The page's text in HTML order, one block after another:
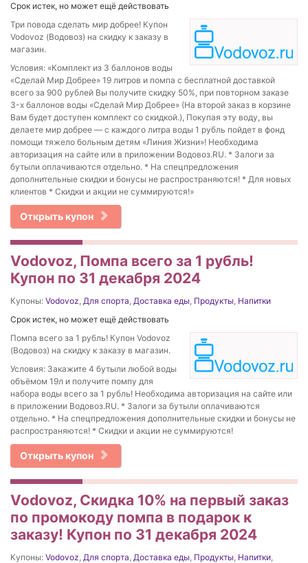
Срок истек, но может ещё действовать
Три повода сделать мир добрее! Купон
Vodovoz (Водовоз) на скидку к заказу в
магазин.
Условия: «Комплект из 3 баллонов воды
«Сделай Мир Добрее» 19 литров и помпа с бесплатной доставкой
всего за 900 рублей Вы получите скидку 50%, при повторном заказе
3-x баллонов воды «Сделай Мир Добрее» (На второй заказ в корзине
Вам будет доступен комплект со скидкой.), Покупая эту воду, вы
делаете мир добрее — с каждого литра воды 1 рубль пойдет в фонд
помощи тяжело больным детям «Линия Жизни»! Необходима
авторизация на сайте или в приложении Водовоз.RU. * Залоги за
бутыли оплачиваются отдельно. * На спецпредложения
дополнительные скидки и бонусы не распространяются! * Для новых
клиентов * Скидки и акции не суммируются!»
Открыть купон
Vodovoz, Помпа всего за 1 рубль!
Купон по 31 декабря 2024
Купоны: Vodovoz, Для спорта, Доставка еды, Продукты, Напитки
Срок истек, но может ещё действовать
Помпа всего за 1 рубль! Купон Vodovoz
(Водовоз) на скидку к заказу в магазин.
Условия: Закажите 4 бутыли любой воды
объёмом 19л и получите помпу для
набора воды всего за 1 рубль! Необходима авторизация на сайте или
в приложении Водовоз.RU. * Залоги за бутыли оплачиваются
отдельно. * На спецпредложения дополнительные скидки и бонусы не
распространяются! * Скидки и акции не суммируются!
Открыть купон
Vodovoz, Скидка 10% на первый заказ
по промокоду помпа в подарок к
заказу! Купон по 31 декабря 2024
Купоны: Vodovoz, Для спорта, Доставка еды, Продукты, Напитки,